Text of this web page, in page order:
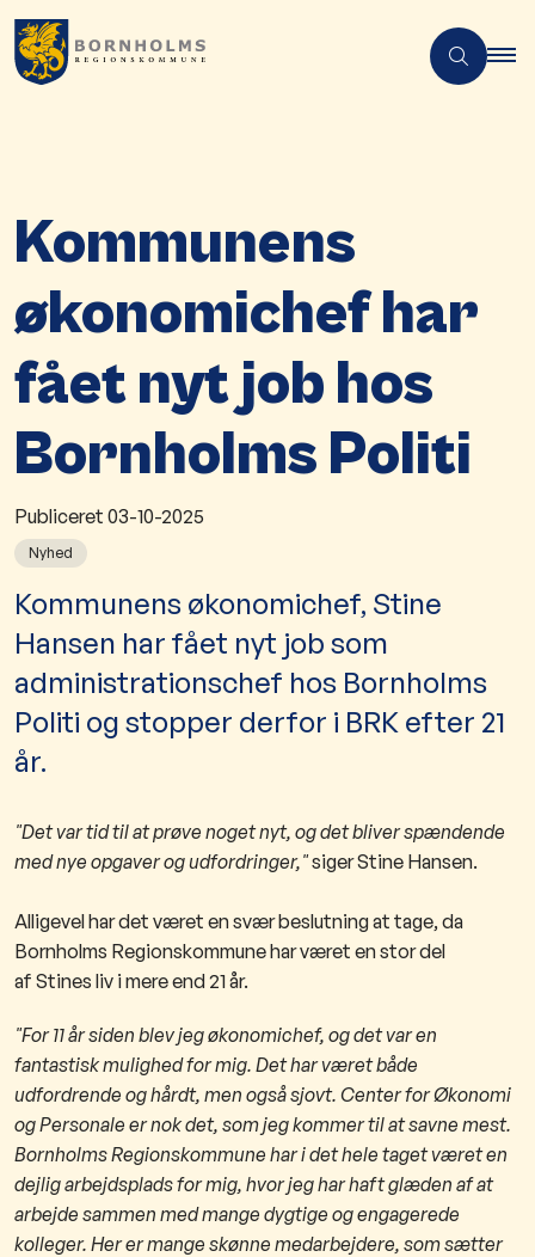
Kommunens
økonomichef har
fået nyt job hos
Bornholms Politi
Publiceret 03-10-2025
Nyhed
Kommunens økonomichef, Stine
Hansen har fået nyt job som
administrationschef hos Bornholms
Politi og stopper derfor i BRK efter 21
år.
"Det var tid til at prøve noget nyt, og det bliver spændende
med nye opgaver og udfordringer,"siger Stine Hansen.
Alligevel har det været en svær beslutning at tage, da
Bornholms Regionskommune har været en stor del
af Stines liv i mere end 21 år.
"For 11 år siden blev jeg økonomichef, og det var en
fantastisk mulighed for mig. Det har været både
udfordrende og hårdt, men også sjovt. Center for Økonomi
og Personale er nok det, som jeg kommer til at savne mest.
Bornholms Regionskommune har i det hele taget været en
dejlig arbejdsplads for mig, hvor jeg har haft glæden af at
arbejde sammen med mange dygtige og engagerede
kolleger. Her er mange skønne medarbejdere, som sætter